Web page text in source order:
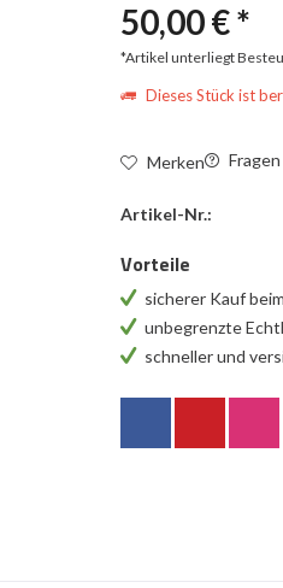
50,00 € *
*Artikel unterliegt
Dieses Stück ist
Merken
Artikel-Nr.:
Vorteile
sicherer Kauf
unbegrenzte
schneller und